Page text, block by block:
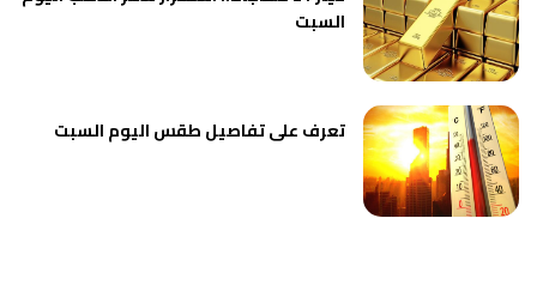
السبت
تعرف على تفاصيل طقس اليوم السبت